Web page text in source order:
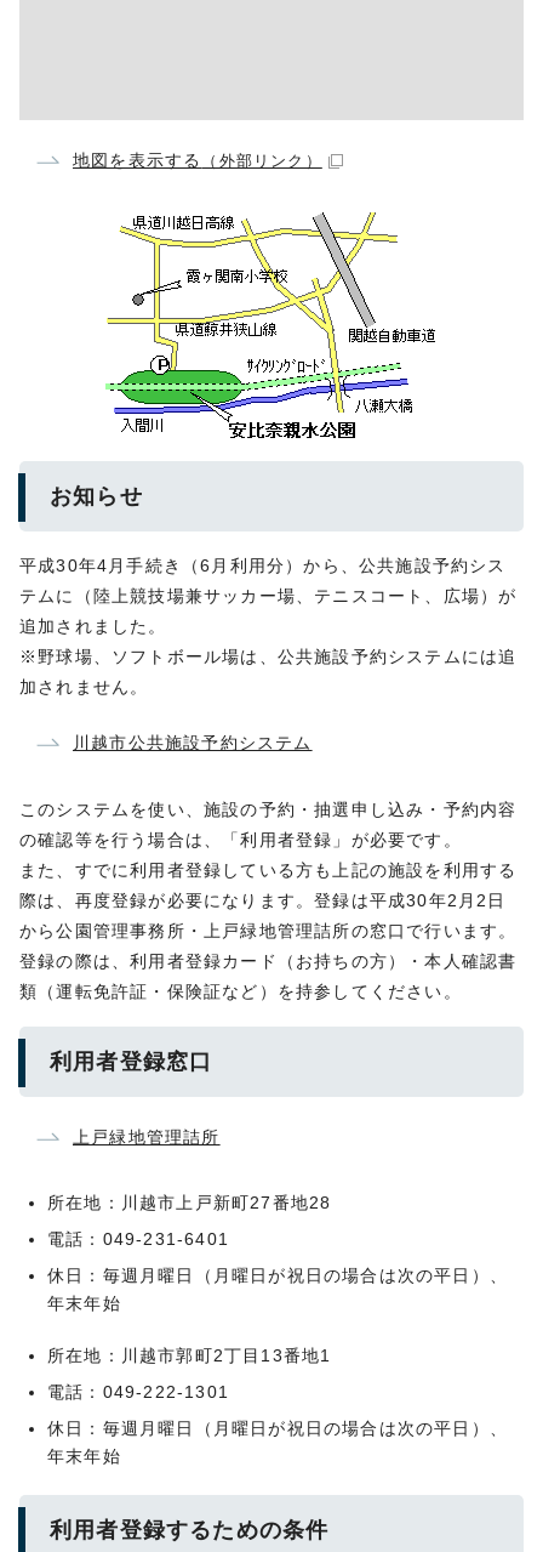
地図を表示する （外部リンク）
お知らせ
平成30年4月手続き（6月利用分）から、公共施設予約シス
テムに（陸上競技場兼サッカー場、テニスコート、広場）が
追加されました。
※野球場、ソフトボール場は、公共施設予約システムには追
加されません。
川越市公共施設予約システム
このシステムを使い、施設の予約・抽選申し込み・予約内容
の確認等を行う場合は、「利用者登録」が必要です。
また、すでに利用者登録している方も上記の施設を利用する
際は、再度登録が必要になります。登録は平成30年2月2日
から公園管理事務所・上戸緑地管理詰所の窓口で行います。
登録の際は、利用者登録カード（お持ちの方）・本人確認書
類（運転免許証・保険証など）を持参してください。
利用者登録窓口
上戸緑地管理詰所
所在地：川越市上戸新町27番地28
電話：049-231-6401
休日：毎週月曜日（月曜日が祝日の場合は次の平日）、
年末年始
所在地：川越市郭町2丁目13番地1
電話：049-222-1301
休日：毎週月曜日（月曜日が祝日の場合は次の平日）、
年末年始
利用者登録するための条件